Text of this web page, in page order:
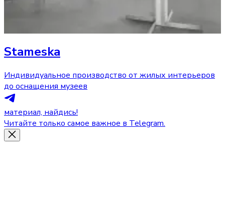
Stameska
Индивидуальное производство от жилых интерьеров
до оснащения музеев
материал, найдись!
Читайте только самое важное в Telegram.